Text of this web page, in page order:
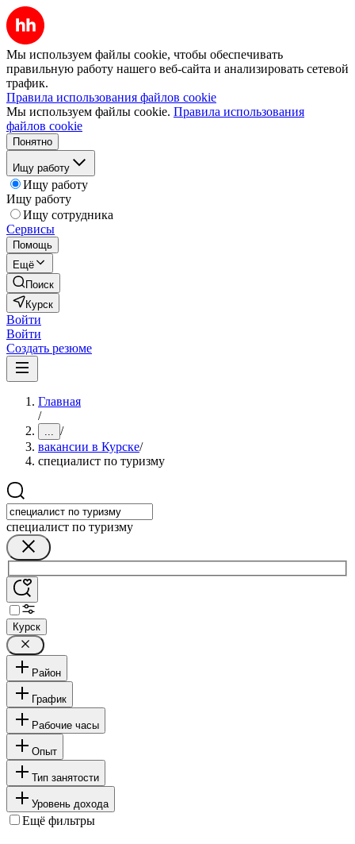
Мы используем файлы cookie, чтобы обеспечивать
правильную работу нашего веб-сайта и анализировать сетевой
трафик.
Правила использования файлов cookie
Мы используем файлы cookie. Правила использования
файлов cookie
Понятно
Ищу работу
Ищу работу
Ищу работу
Ищу сотрудника
Сервисы
Помощь
Ещё
Поиск
Курск
Войти
Войти
Создать резюме
Главная
/
... /
вакансии в Курске/
специалист по туризму
специалист по туризму
Курск
Район
График
Рабочие часы
Опыт
Тип занятости
Уровень дохода
Ещё фильтры